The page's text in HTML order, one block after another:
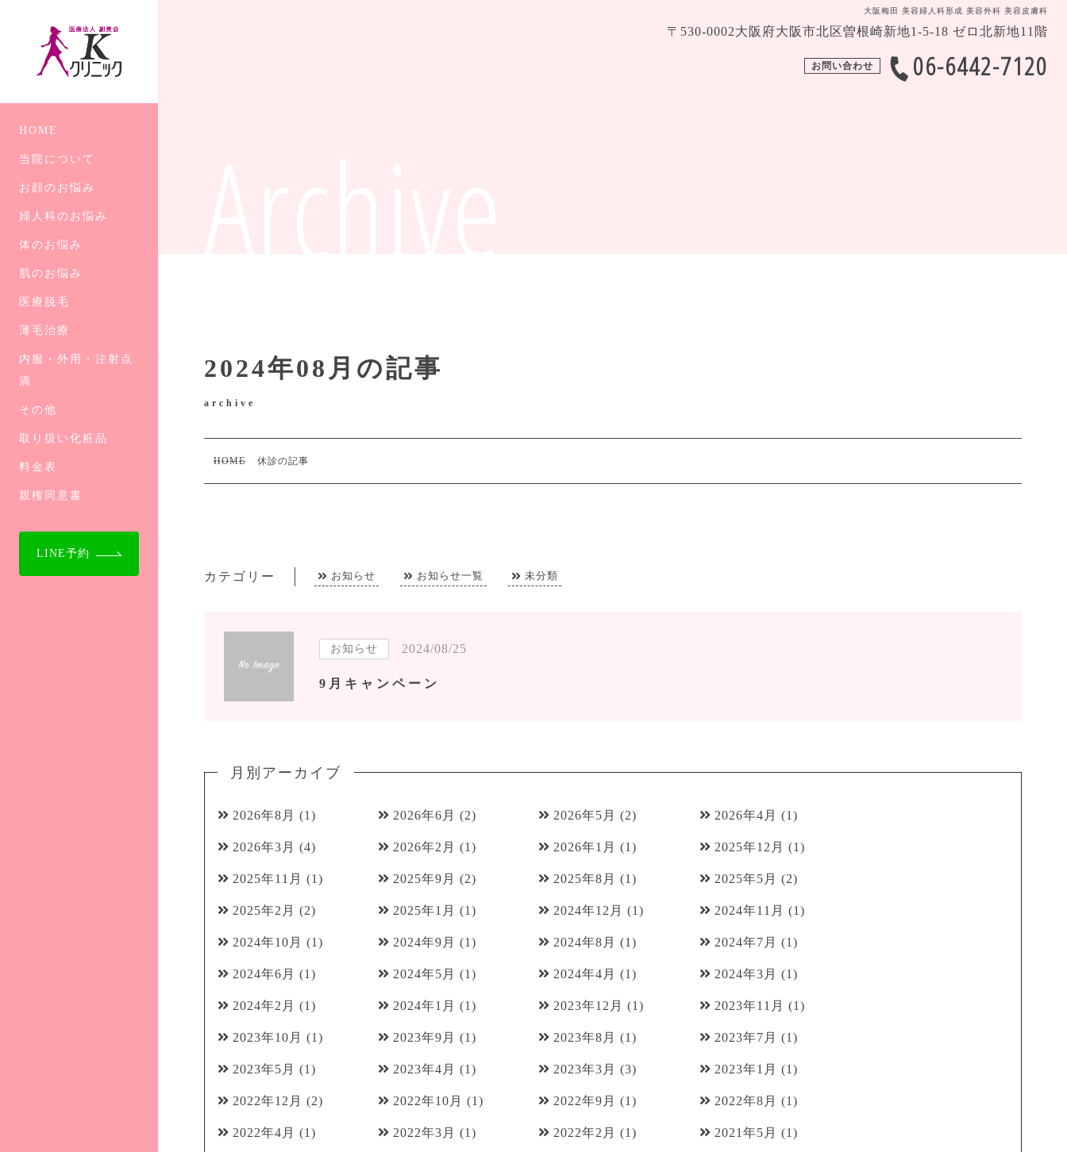
大阪梅田 美容婦人科形成 美容外科 美容皮膚科
HOME
当院について
お顔のお悩み
婦人科のお悩み
体のお悩み
肌のお悩み
医療脱毛
薄毛治療
内服・外用・注射点
滴
その他
取り扱い化粧品
料金表
親権同意書
LINE予約
〒530-0002大阪府大阪市北区曽根崎新地1-5-18 ゼロ北新地11階
お問い合わせ 06-6442-7120
2024年08月の記事
archive
HOME 休診の記事
カテゴリー お知らせ お知らせ一覧 未分類
お知らせ 2024/08/25
9月キャンペーン
月別アーカイブ
2026年8月 (1) 2026年6月 (2) 2026年5月 (2) 2026年4月 (1)
2026年3月 (4) 2026年2月 (1) 2026年1月 (1) 2025年12月 (1)
2025年11月 (1) 2025年9月 (2) 2025年8月 (1) 2025年5月 (2)
2025年2月 (2) 2025年1月 (1) 2024年12月 (1) 2024年11月 (1)
2024年10月 (1) 2024年9月 (1) 2024年8月 (1) 2024年7月 (1)
2024年6月 (1) 2024年5月 (1) 2024年4月 (1) 2024年3月 (1)
2024年2月 (1) 2024年1月 (1) 2023年12月 (1) 2023年11月 (1)
2023年10月 (1) 2023年9月 (1) 2023年8月 (1) 2023年7月 (1)
2023年5月 (1) 2023年4月 (1) 2023年3月 (3) 2023年1月 (1)
2022年12月 (2) 2022年10月 (1) 2022年9月 (1) 2022年8月 (1)
2022年4月 (1) 2022年3月 (1) 2022年2月 (1) 2021年5月 (1)